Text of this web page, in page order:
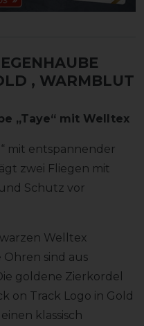
, WARMBLUT
„Taye“ mit Welltex
mit entspannender
zwei Fliegen mit
Schutz vor
Welltex
sind aus
goldene Zierkordel
on Track Logo in Gold
klassisch